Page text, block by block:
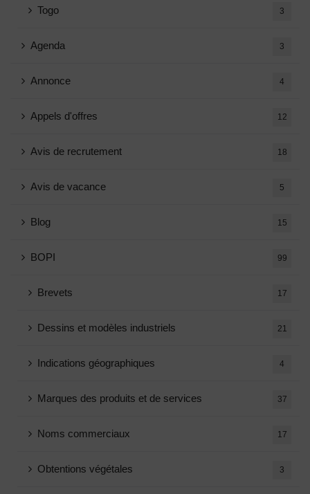
Togo 3
Agenda 3
Annonce 4
Appels d'offres 12
Avis de recrutement 18
Avis de vacance 5
Blog 15
BOPI 99
Brevets 17
Dessins et modèles industriels 21
Indications géographiques 4
Marques des produits et de services 37
Noms commerciaux 17
Obtentions végétales 3